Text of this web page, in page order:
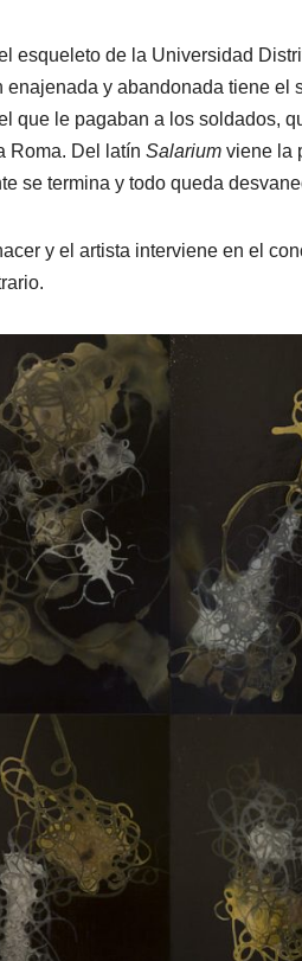
esqueleto de la Universidad
enajenada y abandonada tiene el
que le pagaban a los soldados,
Roma. Del latín Salarium viene la
se termina y todo queda
y el artista interviene en el